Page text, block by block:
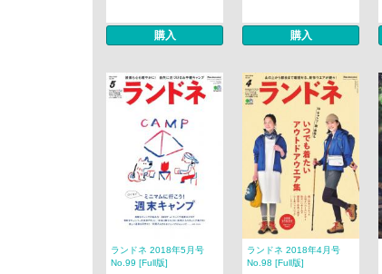
購入 購入
ランドネ 2018年5月号
No.99 [Full版]
ランドネ 2018年4月号
No.98 [Full版]